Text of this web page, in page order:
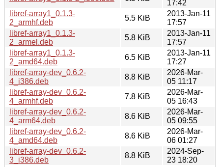
17:42
libref-array1_0.1.3-
2_armhf.deb
5.5 KiB
2013-Jan-11
17:57
libref-array1_0.1.3-
2_armel.deb
5.8 KiB
2013-Jan-11
17:57
libref-array1_0.1.3-
2_amd64.deb
6.5 KiB
2013-Jan-11
17:27
libref-array-dev_0.6.2-
4_i386.deb
8.8 KiB
2026-Mar-
05 11:17
libref-array-dev_0.6.2-
4_armhf.deb
7.8 KiB
2026-Mar-
05 16:43
libref-array-dev_0.6.2-
4_arm64.deb
8.6 KiB
2026-Mar-
05 09:55
libref-array-dev_0.6.2-
4_amd64.deb
8.6 KiB
2026-Mar-
06 01:27
libref-array-dev_0.6.2-
3_i386.deb
8.8 KiB
2024-Sep-
23 18:20